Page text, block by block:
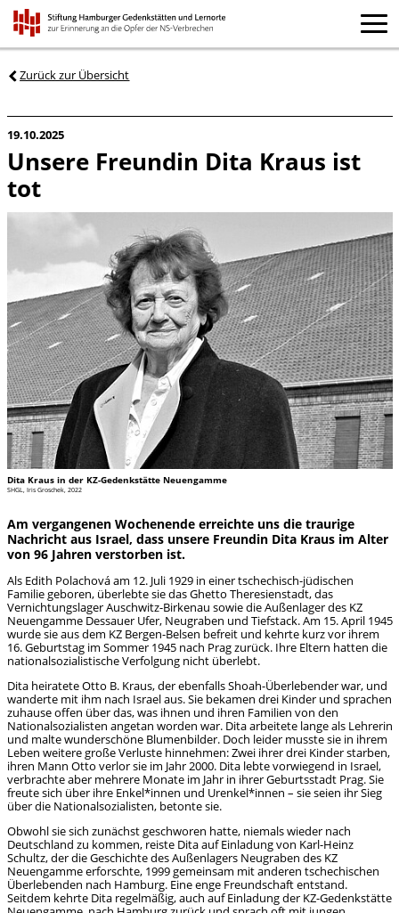
Zurück zur Übersicht
19.10.2025
Unsere Freundin Dita Kraus ist
tot
Dita Kraus in der KZ-Gedenkstätte Neuengamme
SHGL, Iris Groschek, 2022
Am vergangenen Wochenende erreichte uns die traurige
Nachricht aus Israel, dass unsere Freundin Dita Kraus im Alter
von 96 Jahren verstorben ist.
Als Edith Polachová am 12. Juli 1929 in einer tschechisch-jüdischen
Familie geboren, überlebte sie das Ghetto Theresienstadt, das
Vernichtungslager Auschwitz-Birkenau sowie die Außenlager des KZ
Neuengamme Dessauer Ufer, Neugraben und Tiefstack. Am 15. April 1945
wurde sie aus dem KZ Bergen-Belsen befreit und kehrte kurz vor ihrem
16. Geburtstag im Sommer 1945 nach Prag zurück. Ihre Eltern hatten die
nationalsozialistische Verfolgung nicht überlebt.
Dita heiratete Otto B. Kraus, der ebenfalls Shoah-Überlebender war, und
wanderte mit ihm nach Israel aus. Sie bekamen drei Kinder und sprachen
zuhause offen über das, was ihnen und ihren Familien von den
Nationalsozialisten angetan worden war. Dita arbeitete lange als Lehrerin
und malte wunderschöne Blumenbilder. Doch leider musste sie in ihrem
Leben weitere große Verluste hinnehmen: Zwei ihrer drei Kinder starben,
ihren Mann Otto verlor sie im Jahr 2000. Dita lebte vorwiegend in Israel,
verbrachte aber mehrere Monate im Jahr in ihrer Geburtsstadt Prag. Sie
freute sich über ihre Enkel*innen und Urenkel*innen – sie seien ihr Sieg
über die Nationalsozialisten, betonte sie.
Obwohl sie sich zunächst geschworen hatte, niemals wieder nach
Deutschland zu kommen, reiste Dita auf Einladung von Karl-Heinz
Schultz, der die Geschichte des Außenlagers Neugraben des KZ
Neuengamme erforschte, 1999 gemeinsam mit anderen tschechischen
Überlebenden nach Hamburg. Eine enge Freundschaft entstand.
Seitdem kehrte Dita regelmäßig, auch auf Einladung der KZ-Gedenkstätte